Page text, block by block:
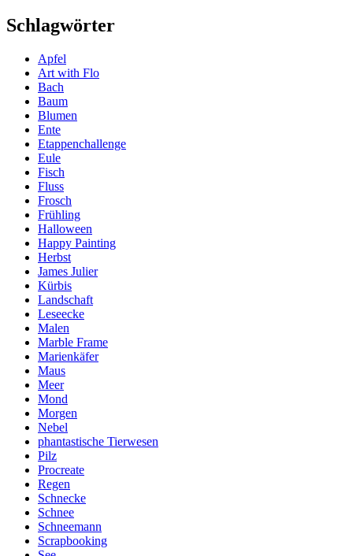
Schlagwörter
Apfel
Art with Flo
Bach
Baum
Blumen
Ente
Etappenchallenge
Eule
Fisch
Fluss
Frosch
Frühling
Halloween
Happy Painting
Herbst
James Julier
Kürbis
Landschaft
Leseecke
Malen
Marble Frame
Marienkäfer
Maus
Meer
Mond
Morgen
Nebel
phantastische Tierwesen
Pilz
Procreate
Regen
Schnecke
Schnee
Schneemann
Scrapbooking